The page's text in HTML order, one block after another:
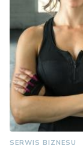
SERWIS BIZNESU